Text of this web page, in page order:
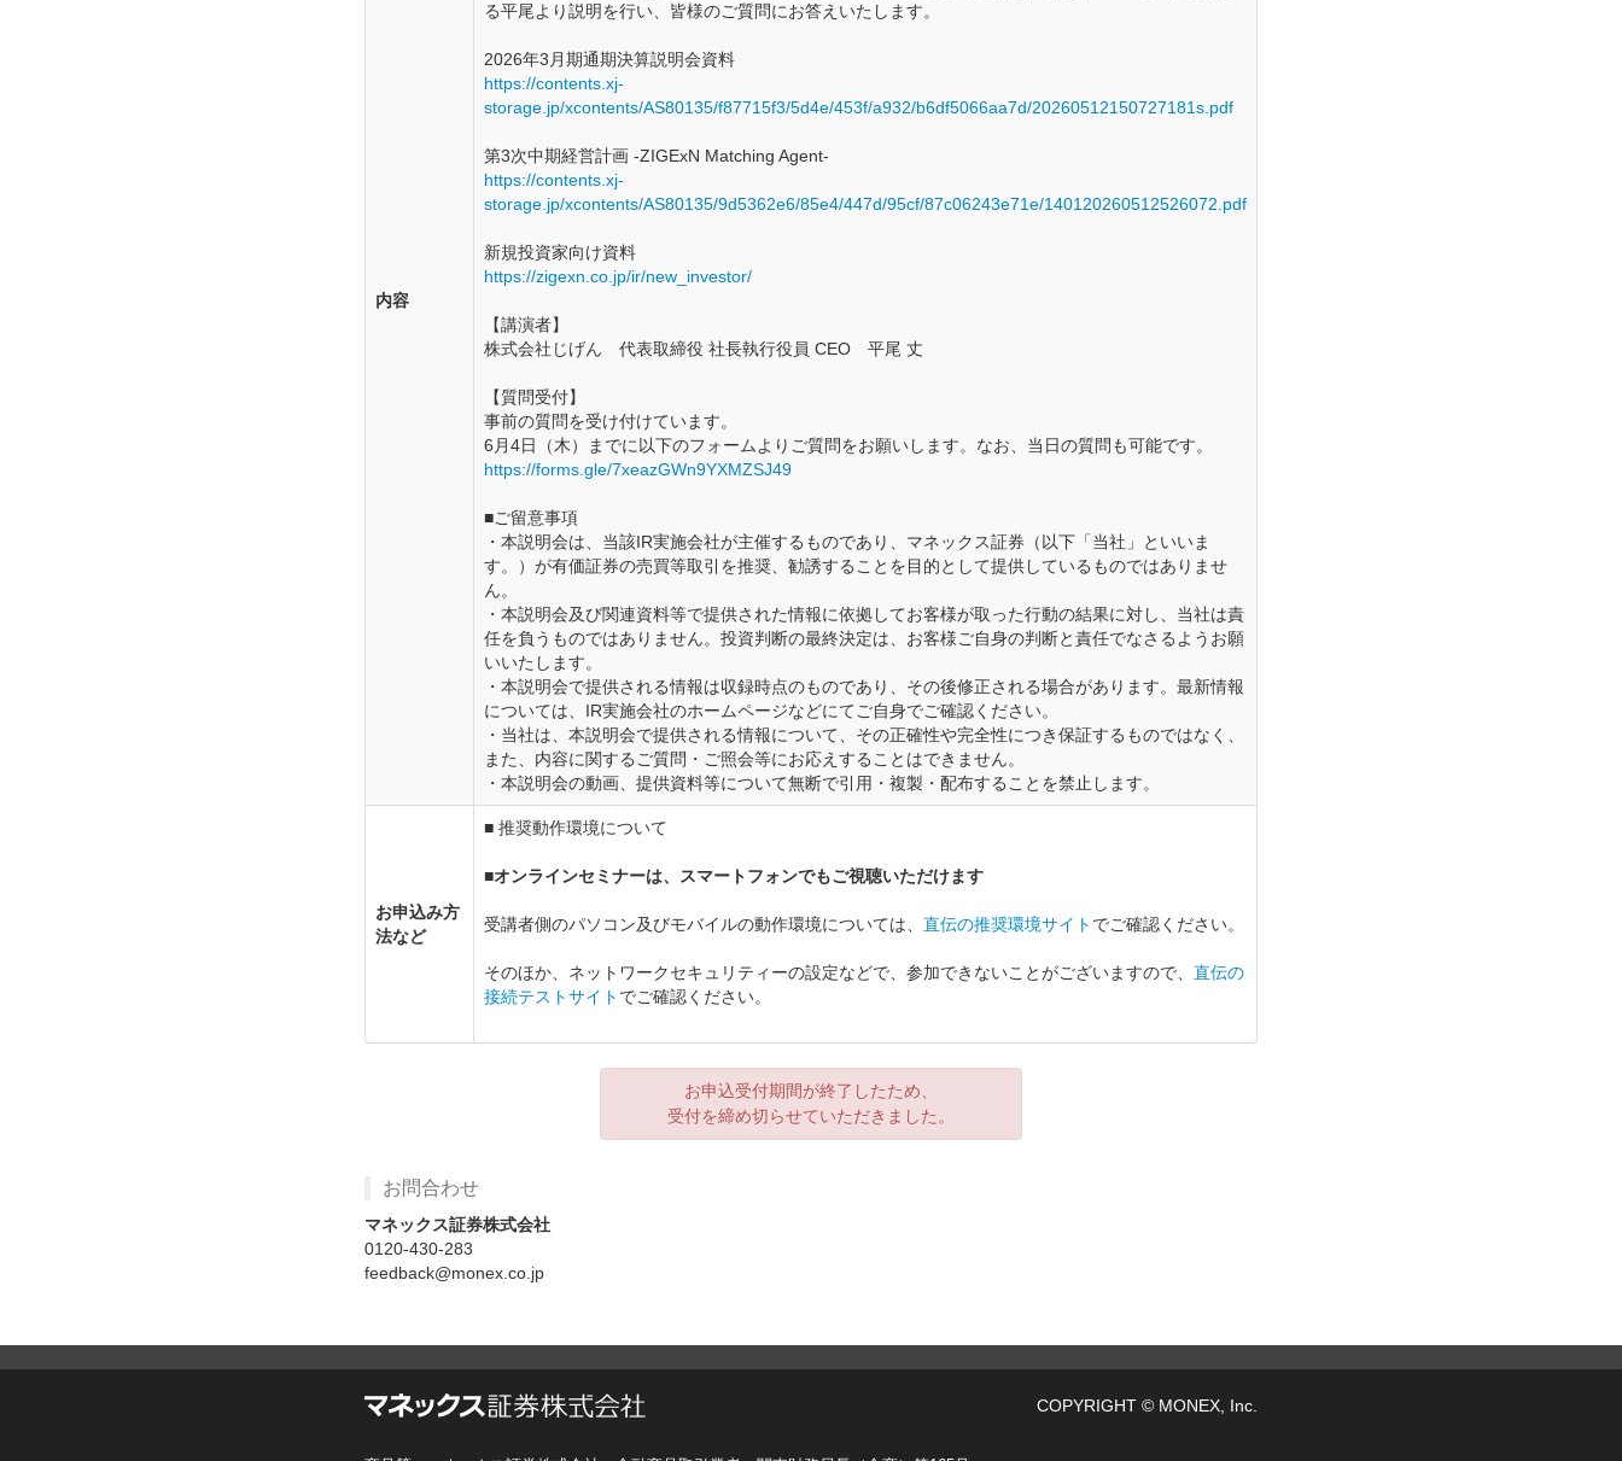
内容
る平尾より説明を行い、皆様のご質問にお答えいたします。
2026年3月期通期決算説明会資料
https://contents.xj-
storage.jp/xcontents/AS80135/f87715f3/5d4e/453f/a932/b6df5066aa7d/20260512150727181s.pdf
第3次中期経営計画 -ZIGExN Matching Agent-
https://contents.xj-
storage.jp/xcontents/AS80135/9d5362e6/85e4/447d/95cf/87c06243e71e/140120260512526072.pdf
新規投資家向け資料
https://zigexn.co.jp/ir/new_investor/
【講演者】
株式会社じげん 代表取締役 社長執行役員 CEO 平尾 丈
【質問受付】
事前の質問を受け付けています。
6月4日（木）までに以下のフォームよりご質問をお願いします。なお、当日の質問も可能です。
https://forms.gle/7xeazGWn9YXMZSJ49
■ご留意事項
・本説明会は、当該IR実施会社が主催するものであり、マネックス証券（以下「当社」といいま
す。）が有価証券の売買等取引を推奨、勧誘することを目的として提供しているものではありませ
ん。
・本説明会及び関連資料等で提供された情報に依拠してお客様が取った行動の結果に対し、当社は責
任を負うものではありません。投資判断の最終決定は、お客様ご自身の判断と責任でなさるようお願
いいたします。
・本説明会で提供される情報は収録時点のものであり、その後修正される場合があります。最新情報
については、IR実施会社のホームページなどにてご自身でご確認ください。
・当社は、本説明会で提供される情報について、その正確性や完全性につき保証するものではなく、
また、内容に関するご質問・ご照会等にお応えすることはできません。
・本説明会の動画、提供資料等について無断で引用・複製・配布することを禁止します。
お申込み方
法など
■ 推奨動作環境について
■オンラインセミナーは、スマートフォンでもご視聴いただけます
受講者側のパソコン及びモバイルの動作環境については、 直伝の推奨環境サイト でご確認ください。
そのほか、ネットワークセキュリティーの設定などで、参加できないことがございますので、 直伝の
接続テストサイト でご確認ください。
お申込受付期間が終了したため、
受付を締め切らせていただきました。
お問合わせ
マネックス証券株式会社
0120-430-283
feedback@monex.co.jp
COPYRIGHT © MONEX, Inc.